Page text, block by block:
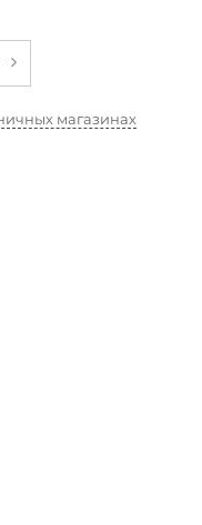
магазинах